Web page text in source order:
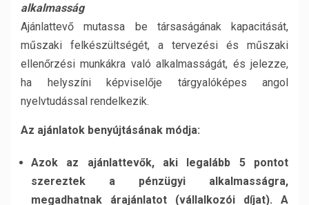
alkalmasság
Ajánlattevő mutassa be társaságának kapacitását,
műszaki felkészültségét, a tervezési és műszaki
ellenőrzési munkákra való alkalmasságát, és jelezze,
ha helyszíni képviselője tárgyalóképes angol
nyelvtudással rendelkezik.
Az ajánlatok benyújtásának módja:
Azok az ajánlattevők, aki legalább 5 pontot
szereztek a pénzügyi alkalmasságra,
megadhatnak árajánlatot (vállalkozói díjat). A